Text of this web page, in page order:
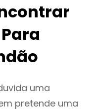
uma
pretende uma